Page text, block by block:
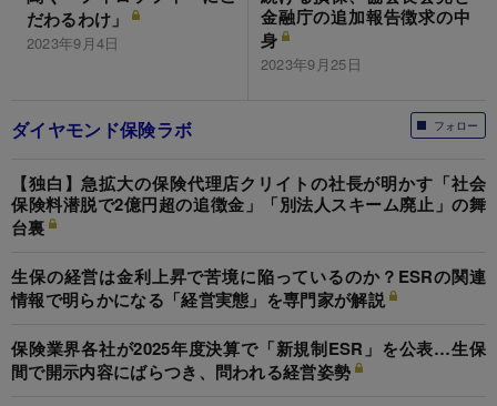
だわるわけ」
2023年9月4日
金融庁の追加報告徴求の中
身
2023年9月25日
フォロー
ダイヤモンド保険ラボ
【独白】急拡大の保険代理店クリイトの社長が明かす「社会
保険料潜脱で2億円超の追徴金」「別法人スキーム廃止」の舞
台裏
生保の経営は金利上昇で苦境に陥っているのか？ESRの関連
情報で明らかになる「経営実態」を専門家が解説
保険業界各社が2025年度決算で「新規制ESR」を公表…生保
間で開示内容にばらつき、問われる経営姿勢